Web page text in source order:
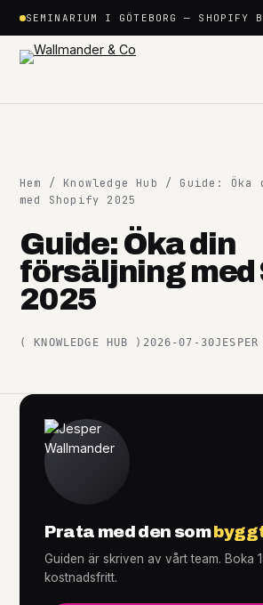
innehåll
SEMINARIUM I GÖTEBORG —
Shopify
Plattformar
Tjänster
Knowledge
Hem / Knowledge Hub
/ Guide:
med Shopify 2025
Guide: Öka din
försäljning med
2025
( KNOWLEDGE HUB ) 2026-07-30JESPER
Prata med den som
Guiden är skriven av vårt team.
kostnadsfritt.